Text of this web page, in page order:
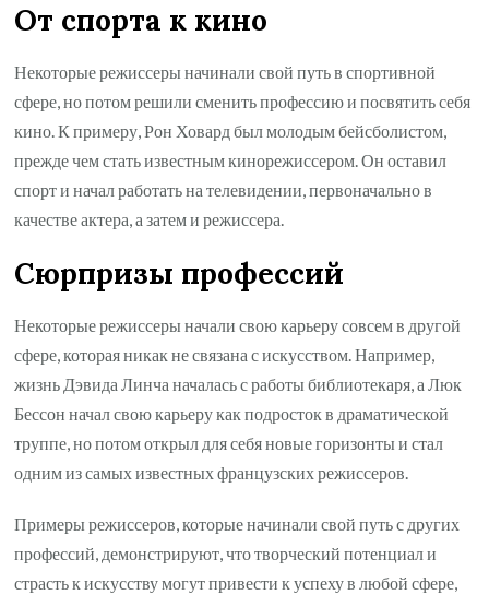
От спорта к кино
Некоторые режиссеры начинали свой путь в спортивной
сфере, но потом решили сменить профессию и посвятить себя
кино. К примеру, Рон Ховард был молодым бейсболистом,
прежде чем стать известным кинорежиссером. Он оставил
спорт и начал работать на телевидении, первоначально в
качестве актера, а затем и режиссера.
Сюрпризы профессий
Некоторые режиссеры начали свою карьеру совсем в другой
сфере, которая никак не связана с искусством. Например,
жизнь Дэвида Линча началась с работы библиотекаря, а Люк
Бессон начал свою карьеру как подросток в драматической
труппе, но потом открыл для себя новые горизонты и стал
одним из самых известных французских режиссеров.
Примеры режиссеров, которые начинали свой путь с других
профессий, демонстрируют, что творческий потенциал и
страсть к искусству могут привести к успеху в любой сфере,